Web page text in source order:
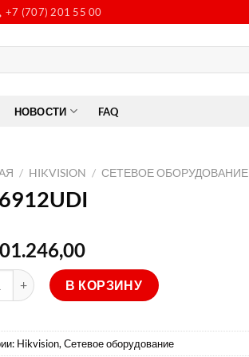
+7 (707) 201 55 00
НОВОСТИ FAQ
/ HIKVISION / СЕТЕВОЕ ОБОРУДОВАНИЕ
товара DS-6912UDI
В КОРЗИНУ
Hikvision, Сетевое оборудование